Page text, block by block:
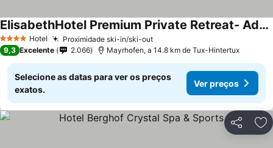
4 EstrelasHotel Proximidade ski-in/ski-outVer preços
ElisabethHotel Premium Private Retreat- Adults only
Ver preços
9,3 Excelente 2.066 Mayrhofen, a 14.8 km de Tux-Hintertux
Selecione as datas para ver os preços
exatos.
Ver preços
Partilhar